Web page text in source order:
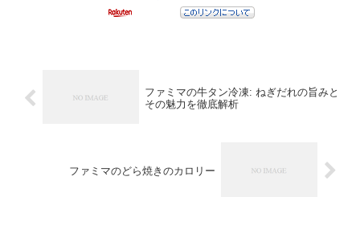
ファミマの牛タン冷凍: ねぎだれの旨みと
その魅力を徹底解析
ファミマのどら焼きのカロリー